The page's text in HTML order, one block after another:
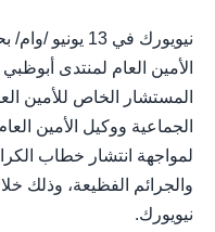
نيويورك في 13
الأمين العام لمنتدى
المستشار الخاص للأمين
الجماعية ووكيل الأمين
لمواجهة انتشار خطاب
والجرائم الفظيعة، وذلك
نيويورك.